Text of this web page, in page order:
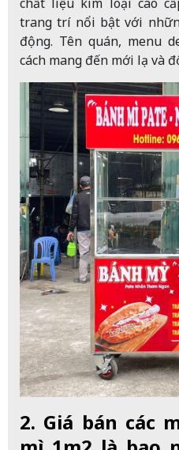
trang trí nổi bật với
động. Tên quán, menu
cách mang đến mới lạ và
2. Giá bán các